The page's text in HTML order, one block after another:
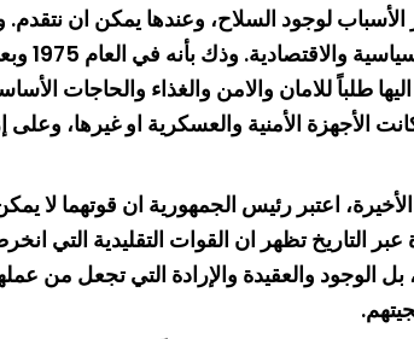
طلباً للامان والامن والغذاء والحاجات
الأجهزة الأمنية والعسكرية او غيرها، وعلى
اعتبر رئيس الجمهورية ان قوتهما
عبر التاريخ تظهر ان القوات التقليدية
بل الوجود والعقيدة والإرادة التي تجعل